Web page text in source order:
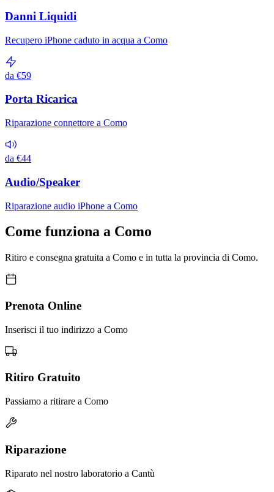
Danni Liquidi
Recupero iPhone caduto in acqua a Como
da €59
Porta Ricarica
Riparazione connettore a Como
da €44
Audio/Speaker
Riparazione audio iPhone a Como
Come funziona a Como
Ritiro e consegna gratuita a Como e in tutta la provincia di Como.
Prenota Online
Inserisci il tuo indirizzo a Como
Ritiro Gratuito
Passiamo a ritirare a Como
Riparazione
Riparato nel nostro laboratorio a Cantù